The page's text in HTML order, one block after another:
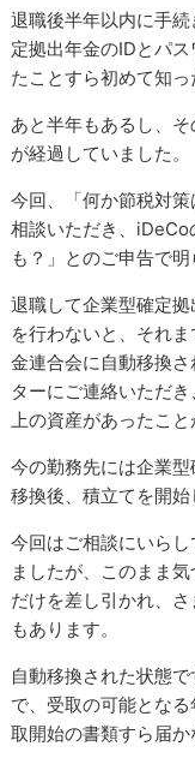
退職後半年以内に手
定拠出年金のIDとパ
たことすら初めて知っ
あと半年もあるし、
が経過していました。
今回、「何か節税対
相談いただき、
も？」とのご申告で明
退職して企業型確定
を行わないと、それ
金連合会に自動移換
ターにご連絡いただ
上の資産があったこと
今の勤務先には企業
移換後、積立てを開始
今回はご相談にいら
ましたが、このまま
だけを差し引かれ、
もあります。
自動移換された状態
で、受取の可能とな
取開始の書類すら届か